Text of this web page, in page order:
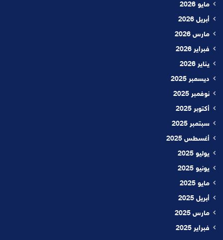
مايو 2026
أبريل 2026
مارس 2026
فبراير 2026
يناير 2026
ديسمبر 2025
نوفمبر 2025
أكتوبر 2025
سبتمبر 2025
أغسطس 2025
يوليو 2025
يونيو 2025
مايو 2025
أبريل 2025
مارس 2025
فبراير 2025